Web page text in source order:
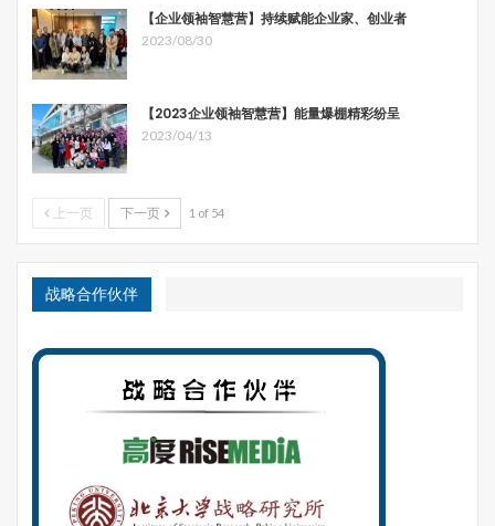
过去城镇化的基本动力是土地模式。以土地为核心，在城市
础设施；在工业化方面，补贴产业用地，补贴招商引资企
业，使得他们能够获得全球产业链分工中的低端位置能够维
持下去。这个模式现在遭遇挑战：房地产市场的饱和让不少
城市的土地财政堪忧，同时在工业化方面靠补贴已经吸引不
升级，要么消亡。
因此新一轮的发展核心变成了资本模式。在工业化方面，让
资本驱动企业进行投资并购，实现转型或者升级；在城市化
方面，也通过资本模式实现土地的更新，获得价值增值，提
特色小镇正是在城镇化的新时期提出来的。如果还是按照原
【企业领袖智慧营】持续赋能企业家、创业者
2023/08/30
【2023企业领袖智慧营】能量爆棚精彩纷呈
2023/04/13
上一页 下一页 1 of 54
战略合作伙伴